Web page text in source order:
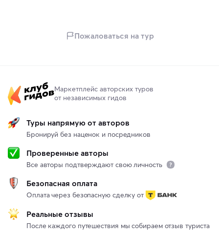
Пожаловаться на тур
Маркетплейс авторских туров
от независимых гидов
Туры напрямую от авторов
Бронируй без наценок и посредников
Проверенные авторы
Все авторы подтверждают свою личность
Безопасная оплата
Оплата через безопасную сделку от
Реальные отзывы
После каждого путешествия мы собираем отзыв туриста